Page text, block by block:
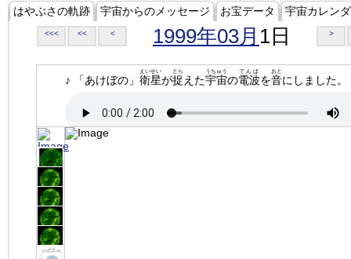
はやぶさの軌跡 宇宙からのメッセージ お宝データ 宇宙カレン
<<< << < 1999年03月 1日 >
♪ 「あけぼの」 衛星
えいせい
が捉
とら
えた宇宙
うちゅう
の電波
でんぱ
を音
おと
にしました。